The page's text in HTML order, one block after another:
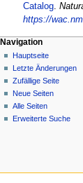
Catalog.
https://
Navigation
Hauptseite
Letzte Änderungen
Zufällige Seite
Neue Seiten
Alle Seiten
Erweiterte Suche